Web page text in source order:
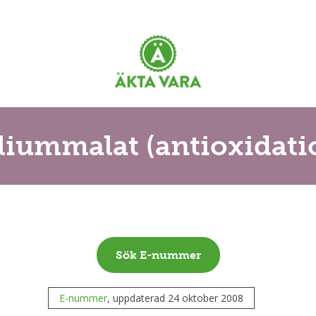
Sök E-nummer
E-nummer, uppdaterad 24 oktober 2008